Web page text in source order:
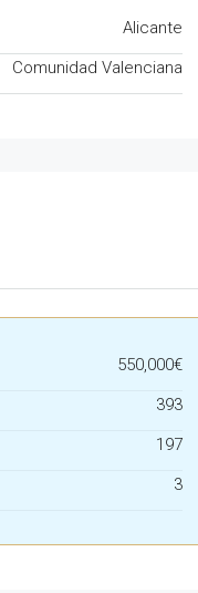
Alicante
Comunidad Valenciana
550,000€
393
197
3